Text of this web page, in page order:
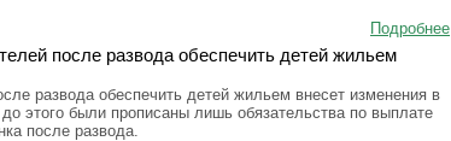
Подробнее
после развода обеспечить детей жильем
развода обеспечить детей жильем внесет изменения в
этого были прописаны лишь обязательства по выплате
после развода.